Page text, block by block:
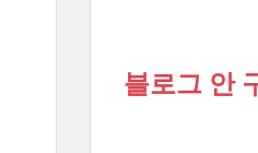
블로그 안